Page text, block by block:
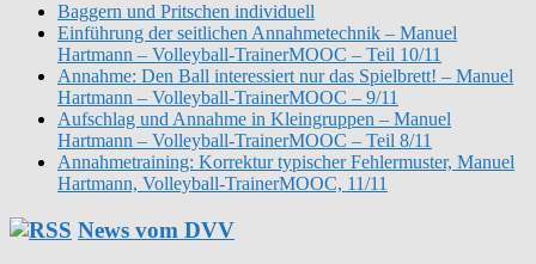
Baggern und Pritschen individuell
Einführung der seitlichen Annahmetechnik – Manuel
Hartmann – Volleyball-TrainerMOOC – Teil 10/11
Annahme: Den Ball interessiert nur das Spielbrett! – Manuel
Hartmann – Volleyball-TrainerMOOC – 9/11
Aufschlag und Annahme in Kleingruppen – Manuel
Hartmann – Volleyball-TrainerMOOC – Teil 8/11
Annahmetraining: Korrektur typischer Fehlermuster, Manuel
Hartmann, Volleyball-TrainerMOOC, 11/11
News vom DVV